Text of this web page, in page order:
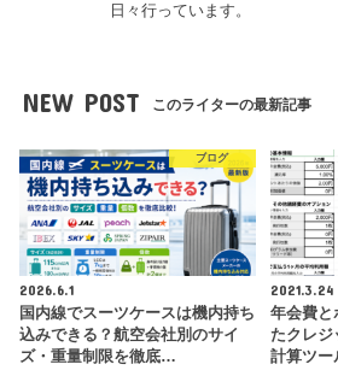
日々行っています。
NEW POST このライターの最新記事
ブログ
2026.6.1
国内線でスーツケースは機内持ち
込みできる？航空会社別のサイ
ズ・重量制限を徹底…
2021.3.24
年会費と
たクレジ
計算ツ